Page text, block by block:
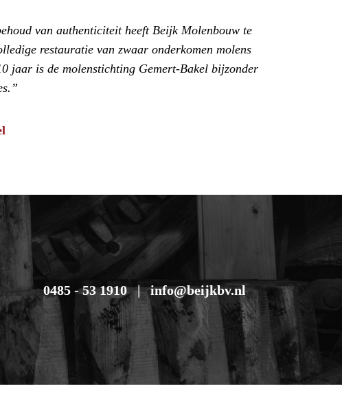
van authenticiteit heeft Beijk Molenbouw te
restauratie van zwaar onderkomen molens
jaar is de molenstichting Gemert-Bakel bijzonder
0485 - 53 1910 info@beijkbv.nl